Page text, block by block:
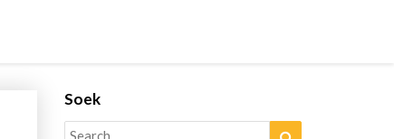
Soek
Search